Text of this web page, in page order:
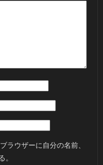
ラウザーに自分の名前、
。